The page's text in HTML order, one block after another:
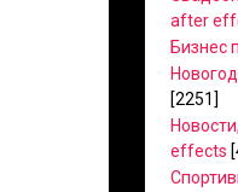
after
Бизнес
[2251]
effects